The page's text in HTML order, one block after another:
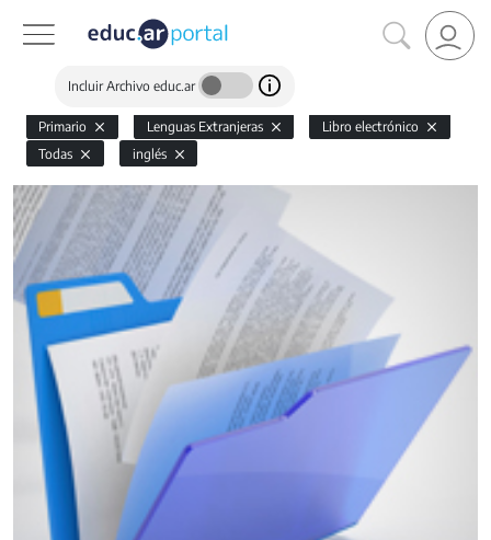
Incluir Archivo educ.ar
Primario Lenguas Extranjeras
Libro electrónico
Todas
inglés